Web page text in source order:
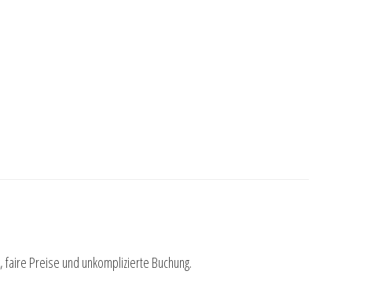
Preise und unkomplizierte Buchung.